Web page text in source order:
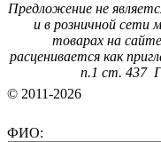
Предложение не
и в розничной сети
товарах на
расценивается как
п.1 ст. 437
© 2011-2026
ФИО: